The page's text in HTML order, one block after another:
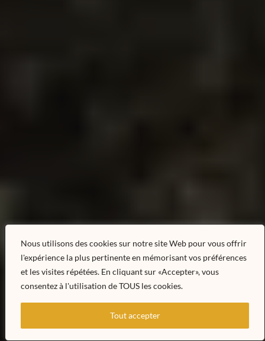
Nous utilisons des cookies sur notre site Web pour vous offrir
l'expérience la plus pertinente en mémorisant vos préférences
et les visites répétées. En cliquant sur «Accepter», vous
consentez à l'utilisation de TOUS les cookies.
Tout accepter
FR